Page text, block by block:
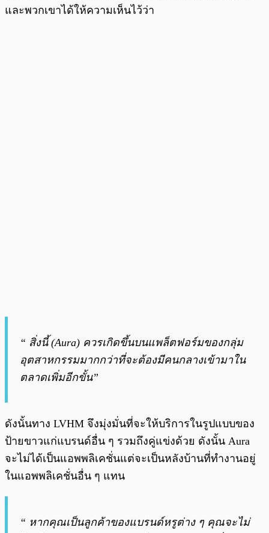
และพวกเขาได้ให้ความเห็นไว้ว่า
“ สิ่งนี้ (Aura) ควรเกิดขึ้นบนแพล็ตฟอร์มของกลุ่ม
อุตสาหกรรมมากกว่าที่จะต้องมีคนกลางเข้ามาใน
ตลาดเพิ่มอีกขั้น”
ดังนั้นทาง LVHM จึงมุ่งมั่นที่จะให้บริการในรูปแบบของ
ป้ายขาวแก่แบรนด์อื่น ๆ รวมถึงคู่แข่งด้วย ดังนั้น Aura
จะไม่ได้เป็นแอพพลิเคชั่นแต่จะเป็นหลังบ้านที่ทำงานอยู่
ในแอพพลิเคชั่นอื่น ๆ แทน
“ หากคุณเป็นลูกค้าของแบรนด์หรูต่าง ๆ คุณจะไม่